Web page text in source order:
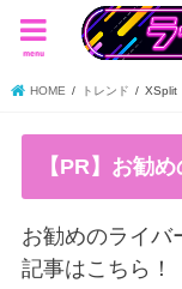
menu
HOME トレンド XSplit
【PR】お勧
お勧めのライバ
記事はこちら！